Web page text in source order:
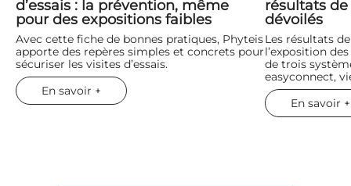
d’essais : la prévention, même
pour des expositions faibles
Avec cette fiche de bonnes pratiques, Phyteis
apporte des repères simples et concrets pour
sécuriser les visites d’essais.
En savoir +
résultats
dévoilés
Les résultats
l’exposition
de trois
easyconnect,
En savoir +